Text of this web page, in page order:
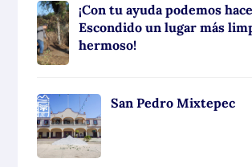
¡Con tu ayuda podemos
Escondido un lugar más
hermoso!
San Pedro Mixtepec